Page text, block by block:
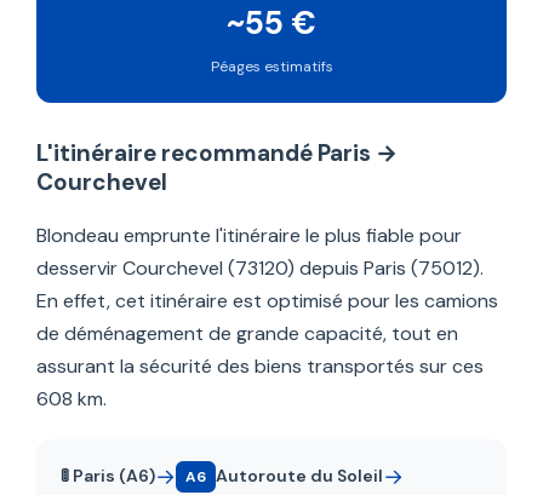
~55 €
Péages estimatifs
L'itinéraire recommandé Paris →
Courchevel
Blondeau emprunte l'itinéraire le plus fiable pour
desservir Courchevel (73120) depuis Paris (75012).
En effet, cet itinéraire est optimisé pour les camions
de déménagement de grande capacité, tout en
assurant la sécurité des biens transportés sur ces
608 km.
🚦 Paris (A6)→ A6 Autoroute du Soleil→